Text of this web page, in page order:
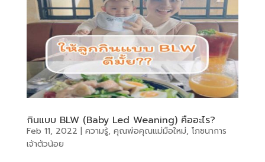
กินแบบ BLW (Baby Led Weaning) คืออะไร?
Feb 11, 2022 | ความรู้, คุณพ่อคุณแม่มือใหม่, โภชนาการ
เจ้าตัวน้อย